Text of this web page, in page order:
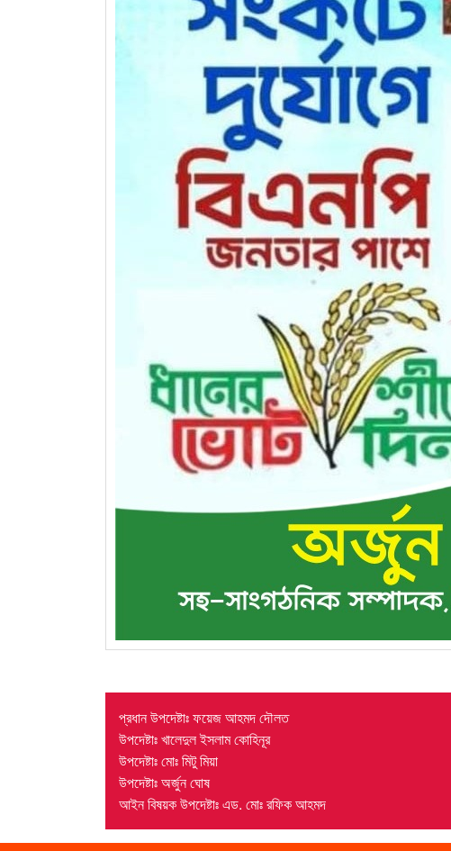
প্রধান উপদেষ্টাঃ ফয়েজ আহমদ দৌলত
উপদেষ্টাঃ খালেদুল ইসলাম কোহিনূর
উপদেষ্টাঃ মোঃ মিটু মিয়া
উপদেষ্টাঃ অর্জুন ঘোষ
আইন বিষয়ক উপদেষ্টাঃ এড. মোঃ রফিক আহমদ